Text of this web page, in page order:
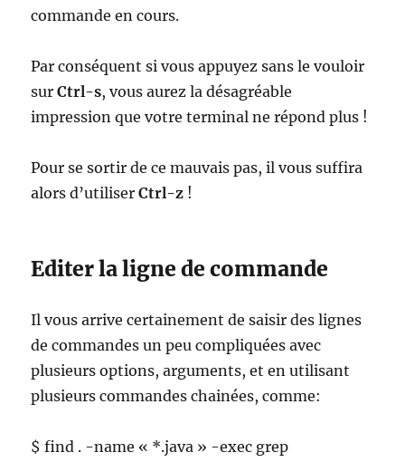
commande en cours.
Par conséquent si vous appuyez sans le vouloir
surCtrl-s, vous aurez la désagréable
impression que votre terminal ne répond plus !
Pour se sortir de ce mauvais pas, il vous suffira
alors d’utiliserCtrl-z !
Editer la ligne de commande
Il vous arrive certainement de saisir des lignes
de commandes un peu compliquées avec
plusieurs options, arguments, et en utilisant
plusieurs commandes chainées, comme:
$ find . -name « *.java » -exec grep